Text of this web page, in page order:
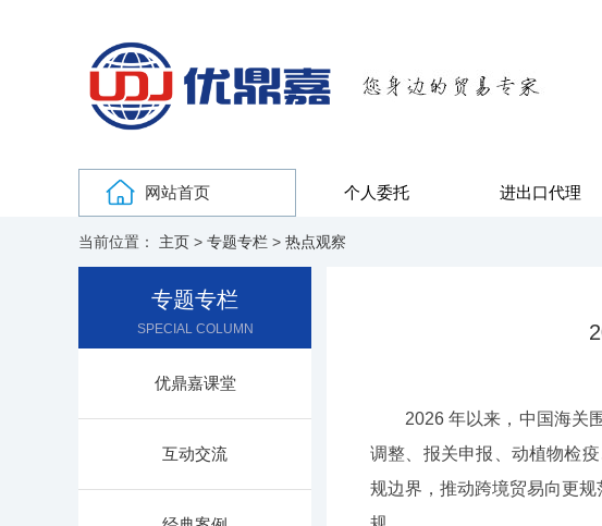
网站首页 个人委托 进出口代理
当前位置： 主页 > 专题专栏 > 热点观察
专题专栏
SPECIAL COLUMN
优鼎嘉课堂
互动交流
2026 年以来，中国海关围
调整、报关申报、动植物检
规边界，推动跨境贸易向更